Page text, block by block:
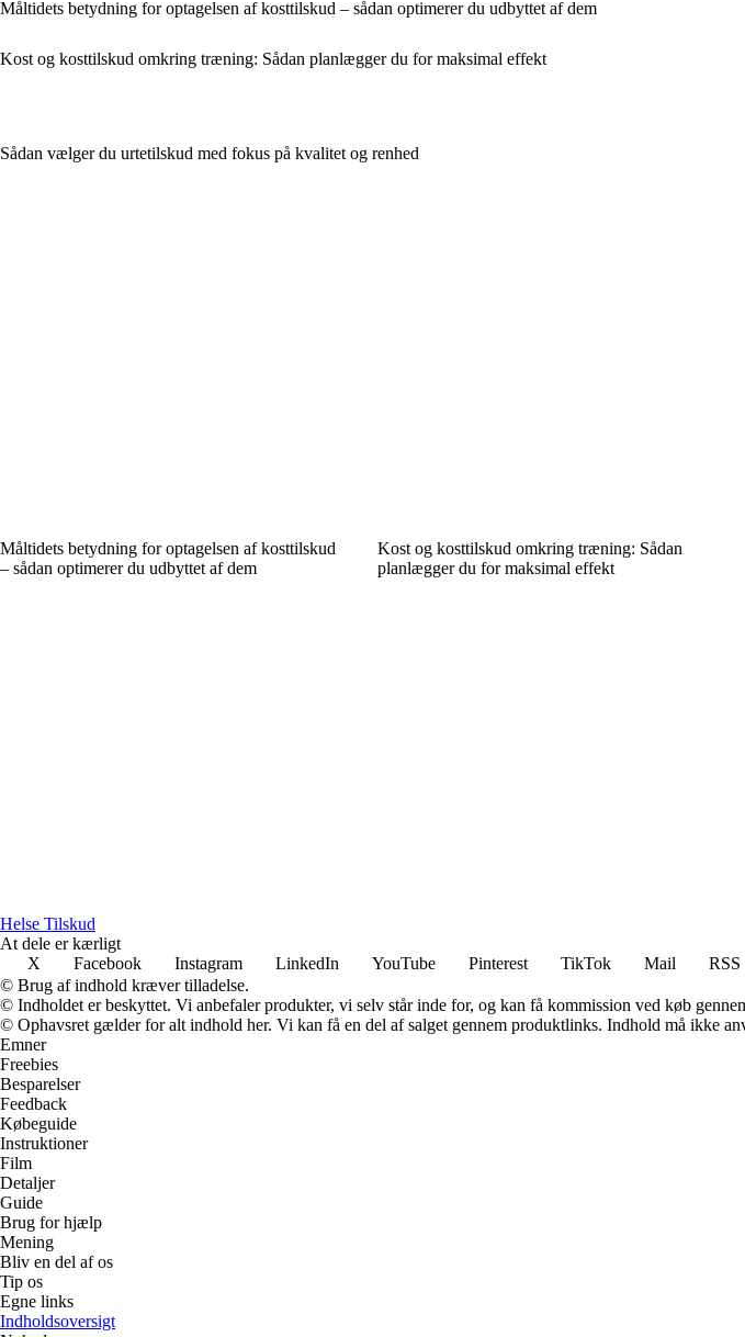
Måltidets betydning for optagelsen af kosttilskud – sådan optimerer du udbyttet af dem
Kost og kosttilskud omkring træning: Sådan planlægger du for maksimal effekt
Sådan vælger du urtetilskud med fokus på kvalitet og renhed
Måltidets betydning for optagelsen af kosttilskud
– sådan optimerer du udbyttet af dem
Kost og kosttilskud omkring træning: Sådan
planlægger du for maksimal effekt
Helse Tilskud
At dele er kærligt
X
Facebook Instagram LinkedIn YouTube Pinterest TikTok Mail
RSS
© Brug af indhold kræver tilladelse.
© Indholdet er beskyttet. Vi anbefaler produkter, vi selv står inde for, og kan få kommission ved køb
© Ophavsret gælder for alt indhold her. Vi kan få en del af salget gennem produktlinks. Indhold må ikke
Emner
Freebies
Besparelser
Feedback
Købeguide
Instruktioner
Film
Detaljer
Guide
Brug for hjælp
Mening
Bliv en del af os
Tip os
Egne links
Indholdsoversigt